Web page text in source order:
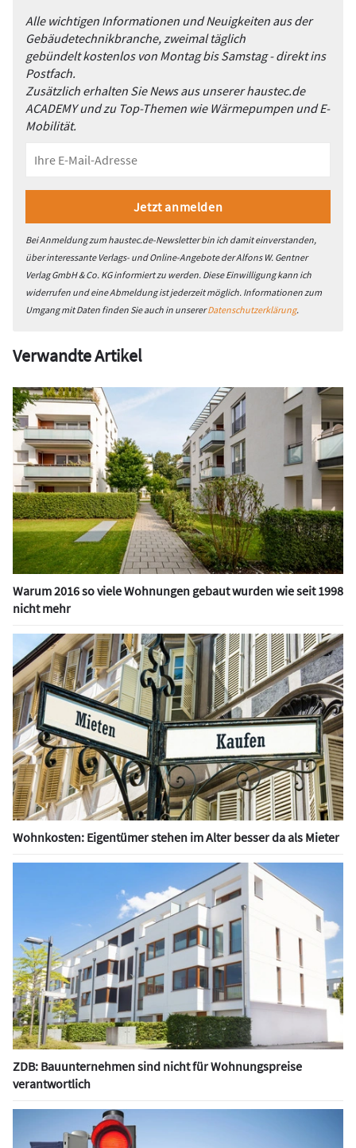
Alle wichtigen Informationen und Neuigkeiten aus der
Gebäudetechnikbranche, zweimal täglich
gebündelt kostenlos von Montag bis Samstag - direkt ins
Postfach.
Zusätzlich erhalten Sie News aus unserer haustec.de
ACADEMY und zu Top-Themen wie Wärmepumpen und E-
Mobilität.
Bei Anmeldung zum haustec.de-Newsletter bin ich damit einverstanden,
über interessante Verlags- und Online-Angebote der Alfons W. Gentner
Verlag GmbH & Co. KG informiert zu werden. Diese Einwilligung kann ich
widerrufen und eine Abmeldung ist jederzeit möglich. Informationen zum
Umgang mit Daten finden Sie auch in unsererDatenschutzerklärung.
Verwandte Artikel
Warum 2016 so viele Wohnungen gebaut wurden wie seit 1998
nicht mehr
Wohnkosten: Eigentümer stehen im Alter besser da als Mieter
ZDB: Bauunternehmen sind nicht für Wohnungspreise
verantwortlich